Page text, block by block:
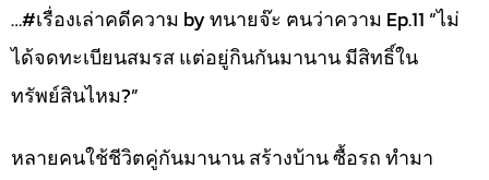
…#เรื่องเล่าคดีความ by ทนายจ๊ะ ฅนว่าความ Ep.11 “ไม่
ได้จดทะเบียนสมรส แต่อยู่กินกันมานาน มีสิทธิ์ใน
ทรัพย์สินไหม?”
หลายคนใช้ชีวิตคู่กันมานาน สร้างบ้าน ซื้อรถ ทำมา